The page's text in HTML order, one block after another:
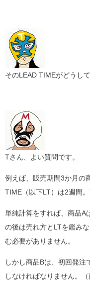
そのLEAD TIMEがどうし
Tさん、よい質問です。
例えば、販売期間3か月の
TIME（以下LT）は2週間
単純計算をすれば、商品A
の後は売れ方とLTを鑑み
む必要がありません。
しかし商品Bは、初回発注
しなければなりません。